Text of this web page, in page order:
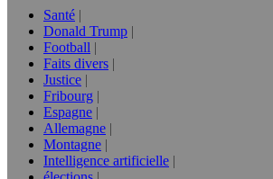
Santé
Donald Trump
Football
Faits divers
Justice
Fribourg
Espagne
Allemagne
Montagne
Intelligence artificielle